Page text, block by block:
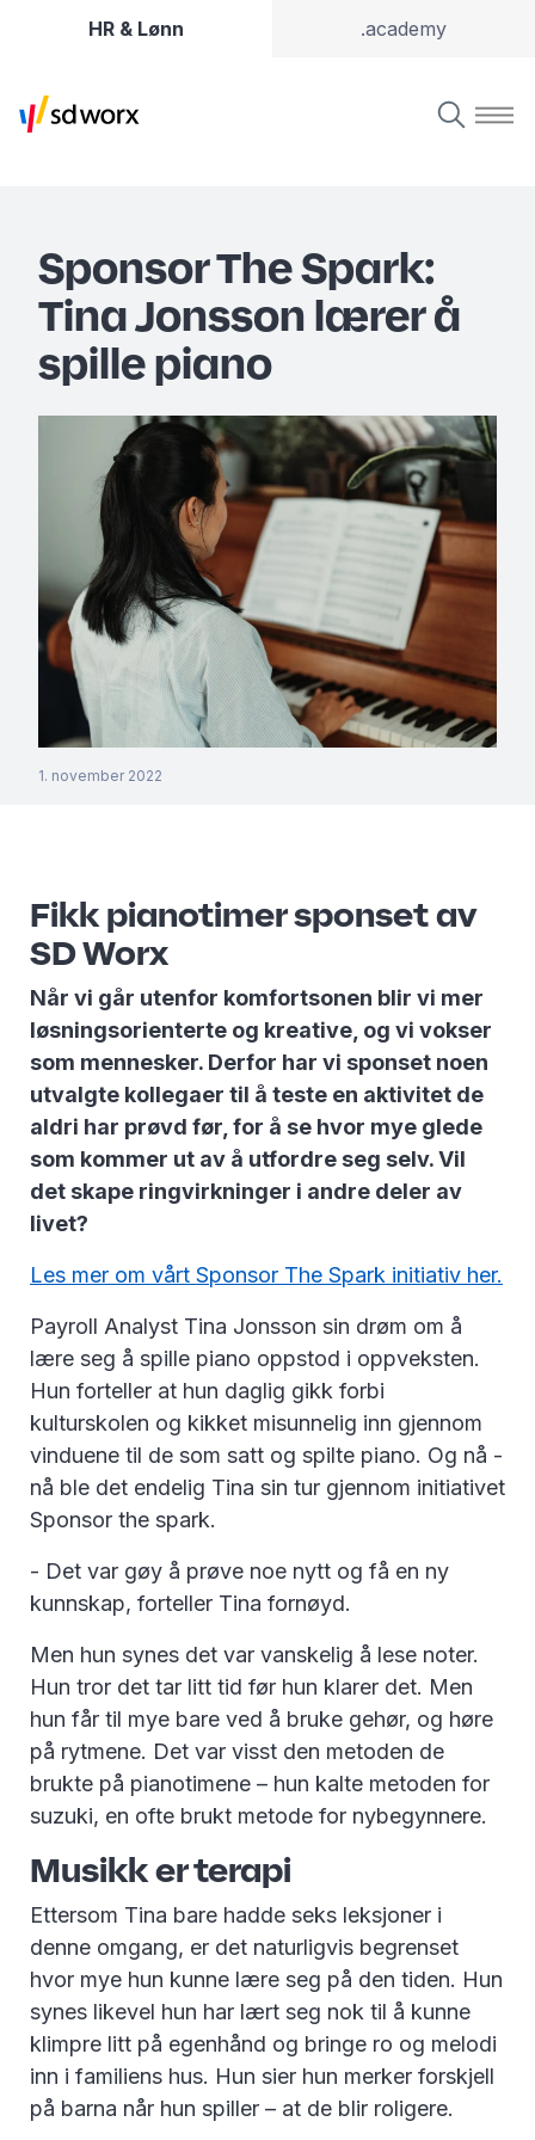
HR & Lønn .academy
Sponsor The Spark:
Tina Jonsson lærer å
spille piano
1. november 2022
Fikk pianotimer sponset av
SD Worx
Når vi går utenfor komfortsonen blir vi mer
løsningsorienterte og kreative, og vi vokser
som mennesker. Derfor har vi sponset noen
utvalgte kollegaer til å teste en aktivitet de
aldri har prøvd før, for å se hvor mye glede
som kommer ut av å utfordre seg selv. Vil
det skape ringvirkninger i andre deler av
livet?
Les mer om vårt Sponsor The Spark initiativ her.
Payroll Analyst Tina Jonsson sin drøm om å
lære seg å spille piano oppstod i oppveksten.
Hun forteller at hun daglig gikk forbi
kulturskolen og kikket misunnelig inn gjennom
vinduene til de som satt og spilte piano. Og nå -
nå ble det endelig Tina sin tur gjennom initiativet
Sponsor the spark.
- Det var gøy å prøve noe nytt og få en ny
kunnskap, forteller Tina fornøyd.
Men hun synes det var vanskelig å lese noter.
Hun tror det tar litt tid før hun klarer det. Men
hun får til mye bare ved å bruke gehør, og høre
på rytmene. Det var visst den metoden de
brukte på pianotimene – hun kalte metoden for
suzuki, en ofte brukt metode for nybegynnere.
Musikk er terapi
Ettersom Tina bare hadde seks leksjoner i
denne omgang, er det naturligvis begrenset
hvor mye hun kunne lære seg på den tiden. Hun
synes likevel hun har lært seg nok til å kunne
klimpre litt på egenhånd og bringe ro og melodi
inn i familiens hus. Hun sier hun merker forskjell
på barna når hun spiller – at de blir roligere.